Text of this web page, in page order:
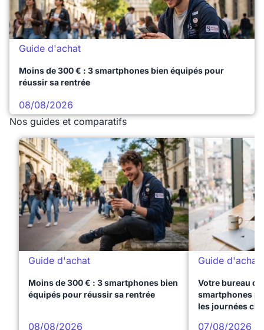
Guide d'achat
Moins de 300 € : 3 smartphones bien équipés pour
réussir sa rentrée
08/08/2026
Nos guides et comparatifs
Guide d'achat
Moins de 300 € : 3 smartphones bien
équipés pour réussir sa rentrée
08/08/2026
Guide d'achat
Votre bureau
smartphones
les journées
07/08/2026